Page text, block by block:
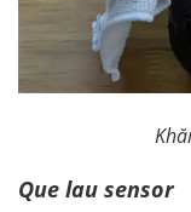
Que lau sensor